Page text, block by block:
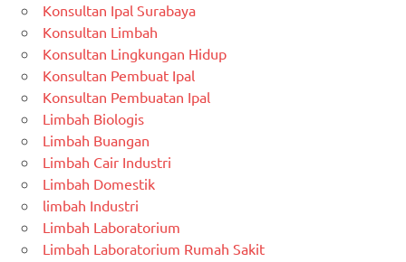
Konsultan Ipal Surabaya
Konsultan Limbah
Konsultan Lingkungan Hidup
Konsultan Pembuat Ipal
Konsultan Pembuatan Ipal
Limbah Biologis
Limbah Buangan
Limbah Cair Industri
Limbah Domestik
limbah Industri
Limbah Laboratorium
Limbah Laboratorium Rumah Sakit